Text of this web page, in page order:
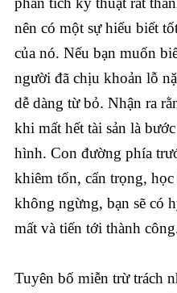
nên có một sự hiểu biết
của nó. Nếu bạn muốn
người đã chịu khoản lỗ
dễ dàng từ bỏ. Nhận ra
khi mất hết tài sản là
hình. Con đường phía
khiêm tốn, cẩn trọng,
không ngừng, bạn sẽ có
mất và tiến tới thành
Tuyên bố miễn trừ trách